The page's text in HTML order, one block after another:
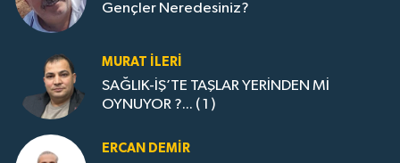
Gençler Neredesiniz?
MURAT İLERI
SAĞLIK-İŞ’TE TAŞLAR YERİNDEN Mİ
OYNUYOR ?... ( 1 )
ERCAN DEMIR